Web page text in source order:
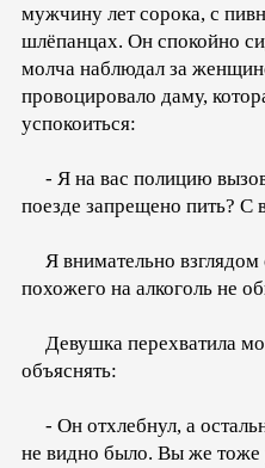
мужчину лет сорока, с
шлёпанцах. Он спокойно
молча наблюдал за
провоцировало даму,
успокоиться:
- Я на вас полицию
поезде запрещено пить? С
Я внимательно взглядом
похожего на алкоголь не
Девушка перехватила
объяснять:
- Он отхлебнул, а
не видно было. Вы же тоже